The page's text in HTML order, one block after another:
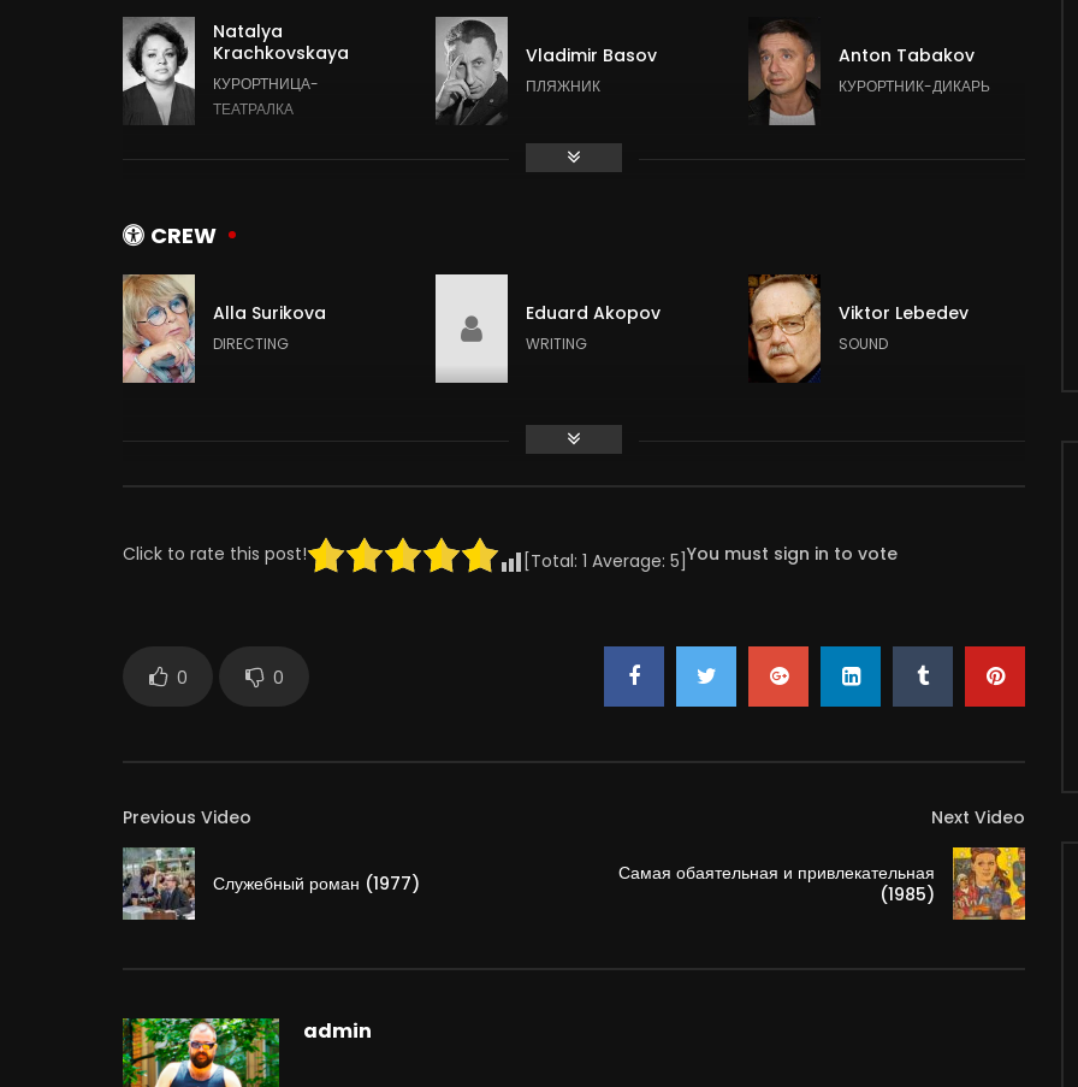
Natalya
Krachkovskaya
КУРОРТНИЦА-
ТЕАТРАЛКА
Vladimir Basov
ПЛЯЖНИК
Anton Tabakov
КУРОРТНИК-ДИКАРЬ
Georgiy Shtil
КУРОРТНИК
Mikhail Svetin
СКОРИК
Valentina Voilkova
КУРОРТНИЦА
Semyon Farada
Natalya Chenchik
CONDUCTOR
CREW
Alla Surikova
DIRECTING
Eduard Akopov
WRITING
Viktor Lebedev
SOUND
Click to rate this post! [Total: 1 Average: 5]You must sign in to vote
0 0
Previous Video
Служебный роман (1977)
Next Video
Самая обаятельная и привлекательная
(1985)
admin